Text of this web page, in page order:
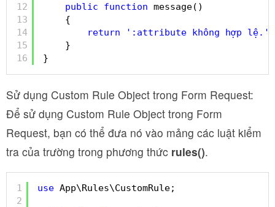
12
13
14
15
16
public function message()
{
return
':attribute không hợp lệ.'
}
}
Sử dụng Custom Rule Object trong Form Request:
Để sử dụng Custom Rule Object trong Form
Request, bạn có thể đưa nó vào mảng các luật kiểm
tra của trường trong phương thức rules().
1
2
use App\Rules\CustomRule;